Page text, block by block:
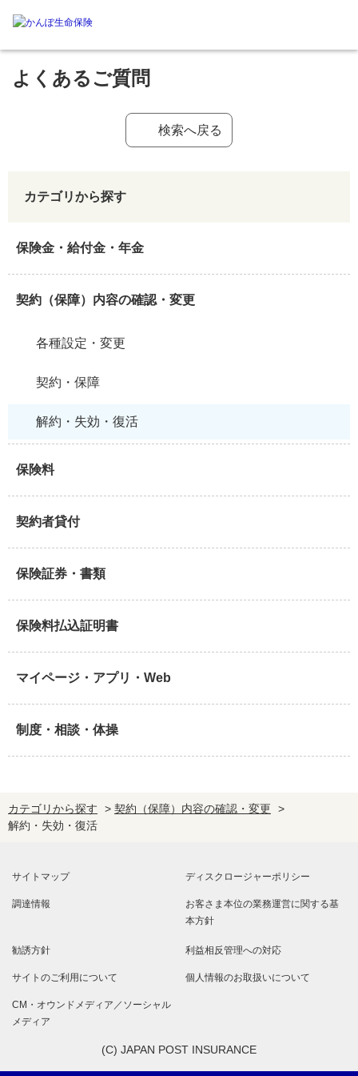
よくあるご質問
検索へ戻る
カテゴリから探す
保険金・給付金・年金
契約（保障）内容の確認・変更
各種設定・変更
契約・保障
解約・失効・復活
保険料
契約者貸付
保険証券・書類
保険料払込証明書
マイページ・アプリ・Web
制度・相談・体操
カテゴリから探す > 契約（保障）内容の確認・変更
>
解約・失効・復活
サイトマップ ディスクロージャーポリシー
調達情報 お客さま本位の業務運営に関する基
本方針
勧誘方針 利益相反管理への対応
サイトのご利用について 個人情報のお取扱いについて
CM・オウンドメディア／ソーシャル
メディア
(C) JAPAN POST INSURANCE